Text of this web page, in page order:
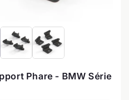
Phare - BMW Série